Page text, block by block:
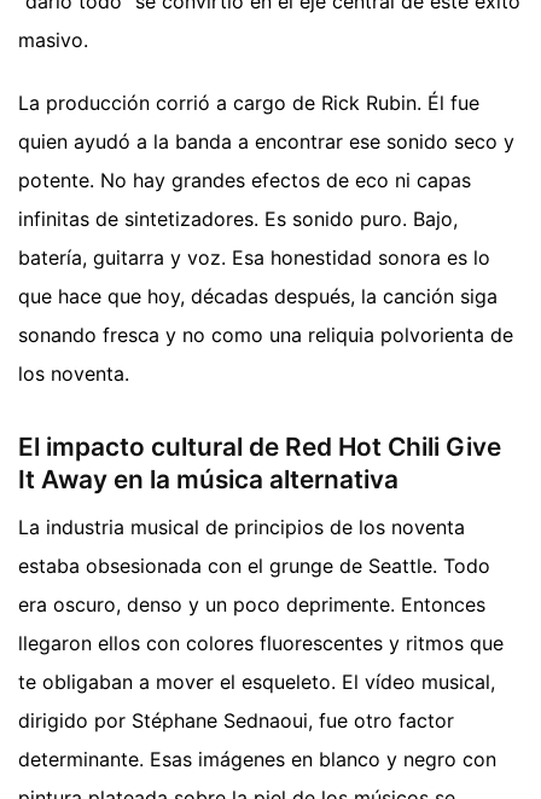
masivo.
La producción corrió a cargo de Rick Rubin. Él fue
quien ayudó a la banda a encontrar ese sonido seco y
potente. No hay grandes efectos de eco ni capas
infinitas de sintetizadores. Es sonido puro. Bajo,
batería, guitarra y voz. Esa honestidad sonora es lo
que hace que hoy, décadas después, la canción siga
sonando fresca y no como una reliquia polvorienta de
los noventa.
El impacto cultural de Red Hot Chili Give
It Away en la música alternativa
La industria musical de principios de los noventa
estaba obsesionada con el grunge de Seattle. Todo
era oscuro, denso y un poco deprimente. Entonces
llegaron ellos con colores fluorescentes y ritmos que
te obligaban a mover el esqueleto. El vídeo musical,
dirigido por Stéphane Sednaoui, fue otro factor
determinante. Esas imágenes en blanco y negro con